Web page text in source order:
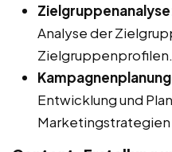
Analyse der
Zielgruppenprofilen.
Entwicklung und